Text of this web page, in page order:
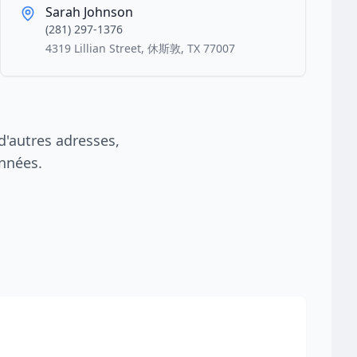
Sarah Johnson
(281) 297-1376
4319 Lillian Street, 休斯敦, TX 77007
adresses,